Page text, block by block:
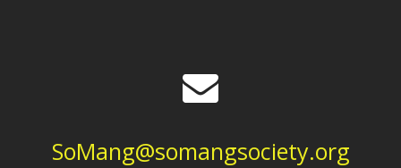
SoMang@somangsociety.org